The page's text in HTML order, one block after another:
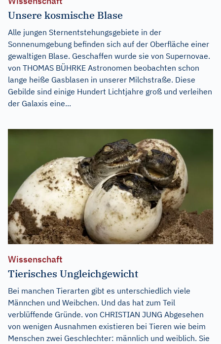
Unsere kosmische Blase
Alle jungen Sternentstehungsgebiete in der
Sonnenumgebung befinden sich auf der Oberfläche einer
gewaltigen Blase. Geschaffen wurde sie von Supernovae.
von THOMAS BÜHRKE Astronomen beobachten schon
lange heiße Gasblasen in unserer Milchstraße. Diese
Gebilde sind einige Hundert Lichtjahre groß und verleihen
der Galaxis eine...
Wissenschaft
Tierisches Ungleichgewicht
Bei manchen Tierarten gibt es unterschiedlich viele
Männchen und Weibchen. Und das hat zum Teil
verblüffende Gründe. von CHRISTIAN JUNG Abgesehen
von wenigen Ausnahmen existieren bei Tieren wie beim
Menschen zwei Geschlechter: männlich und weiblich. Sie